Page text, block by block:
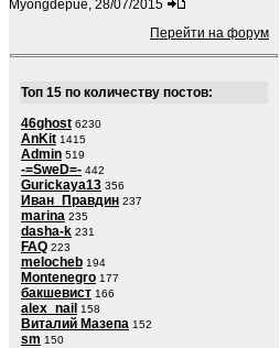
Myongdepue, 28/07/2015
Перейти на форум
Топ 15 по количеству постов:
46ghost 6230
AnKit 1415
Admin 519
-=SweD=- 442
Gurickaya13 356
Иван_Правдин 237
marina 235
dasha-k 231
FAQ 223
melocheb 194
Montenegro 177
бакшевист 166
alex_nail 158
Виталий Мазепа 152
sm 150